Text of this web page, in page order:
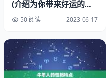
结婚的黄金期一般是在适
22-30岁之间，女性在20-
健康，精力充沛，同时也具
验，更有承担起家庭的。
(介绍为你带来好运的数
字是什么)
50 阅读 2023-06-17